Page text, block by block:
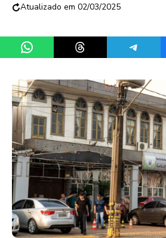
02/03/2025
Share on WhatsAppShare on ThreadsShare